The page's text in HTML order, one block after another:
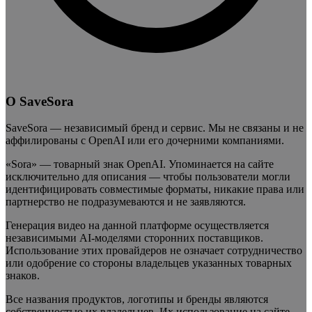
О SaveSora
SaveSora — независимый бренд и сервис. Мы не связаны и не
аффилированы с OpenAI или его дочерними компаниями.
«Sora» — товарный знак OpenAI. Упоминается на сайте
исключительно для описания — чтобы пользователи могли
идентифицировать совместимые форматы, никакие права или
партнерство не подразумеваются и не заявляются.
Генерация видео на данной платформе осуществляется
независимыми AI-моделями сторонних поставщиков.
Использование этих провайдеров не означает сотрудничество
или одобрение со стороны владельцев указанных товарных
знаков.
Все названия продуктов, логотипы и бренды являются